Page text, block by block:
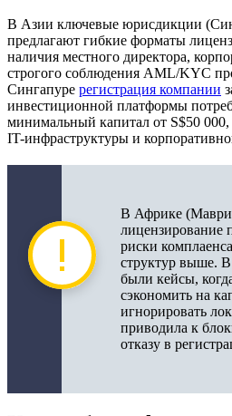
В Азии ключевые юрисдикции
предлагают гибкие форматы
наличия местного директора,
строгого соблюдения AML/KYC
Сингапуре регистрация компании
инвестиционной платформы
минимальный капитал от S$50
IT-инфраструктуры и
В Африке
лицензирование
риски
структур выше.
были кейсы,
сэкономить на
игнорировать
приводила к
отказу в